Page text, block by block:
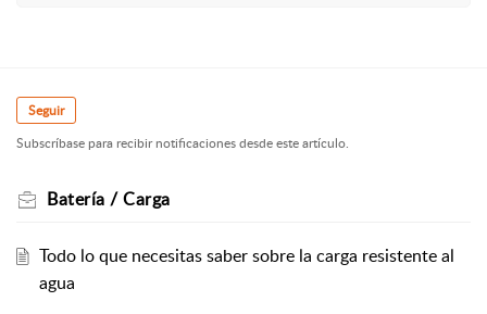
Seguir
Subscríbase para recibir notificaciones desde este artículo.
Batería / Carga
Todo lo que necesitas saber sobre la carga resistente al
agua